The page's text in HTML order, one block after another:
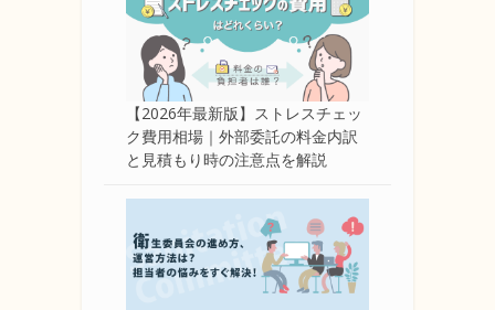
【2026年最新版】ストレスチェッ
ク費用相場｜外部委託の料金内訳
と見積もり時の注意点を解説